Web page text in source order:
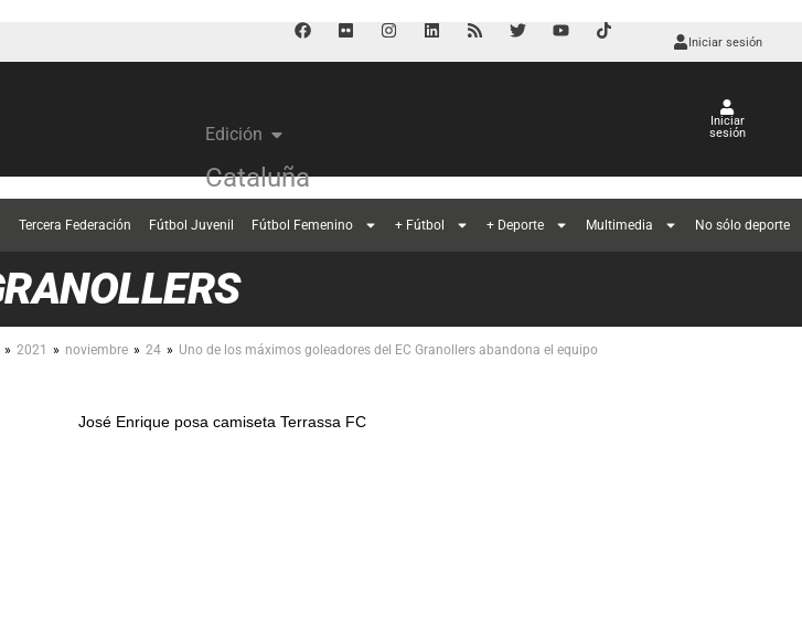
Iniciar sesión
Edición
Cataluña
Iniciar
sesión
Tercera Federación Fútbol Juvenil Fútbol Femenino + Fútbol + Deporte Multimedia No sólo deporte
» 2021 » noviembre » 24 » Uno de los máximos goleadores del EC Granollers abandona el equipo